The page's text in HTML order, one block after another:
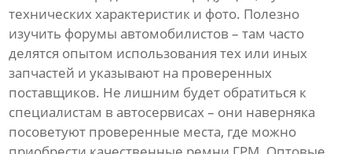
технических характеристик и фото. Полезно
изучить форумы автомобилистов – там часто
делятся опытом использования тех или иных
запчастей и указывают на проверенных
поставщиков. Не лишним будет обратиться к
специалистам в автосервисах – они наверняка
посоветуют проверенные места, где можно